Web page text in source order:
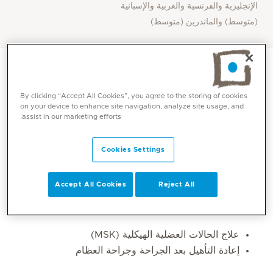
الإنجليزية والفرنسية والعربية والإسبانية
(متوسط) والماندرين (متوسط)
علاج الحالات العضلية الهيكلية (MSK)
إعادة التأهيل بعد الجراحة وجراحة العظام
By clicking “Accept All Cookies”, you agree to the storing of cookies
on your device to enhance site navigation, analyze site usage, and
assist in our marketing efforts.
Cookies Settings
Reject All
Accept All Cookies